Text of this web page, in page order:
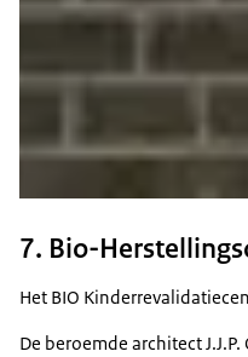
7. Bio-
Het BIO
De beroemde architect